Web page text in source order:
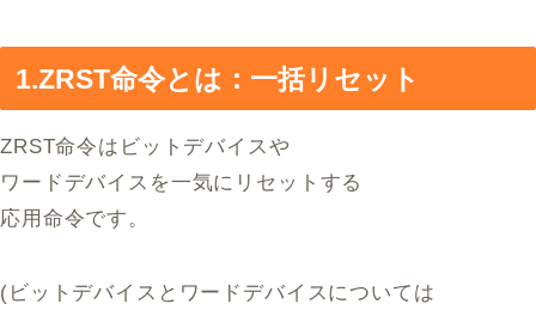
1.ZRST命令とは：一括リセット
ZRST命令はビットデバイスや
ワードデバイスを一気にリセットする
応用命令です。
(ビットデバイスとワードデバイスについては